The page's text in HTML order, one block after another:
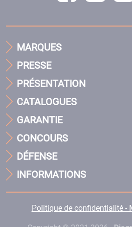
MARQUES
PRESSE
PRÉSENTATION
CATALOGUES
GARANTIE
CONCOURS
DÉFENSE
INFORMATIONS
Politique de confidentialité -